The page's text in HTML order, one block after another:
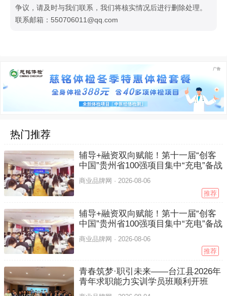
争议，请及时与我们联系，我们将核实情况后进行删除处理。
联系邮箱：550706011@qq.com
热门推荐
辅导+融资双向赋能！第十一届“创客
中国”贵州省100强项目集中“充电”备战
商业品牌网 · 2026-08-06
推荐
辅导+融资双向赋能！第十一届“创客
中国”贵州省100强项目集中“充电”备战
商业品牌网 · 2026-08-06
推荐
青春筑梦·职引未来——台江县2026年
青年求职能力实训学员班顺利开班